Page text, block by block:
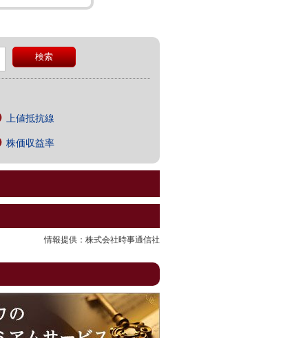
上値抵抗線
株価収益率
情報提供：株式会社時事通信社